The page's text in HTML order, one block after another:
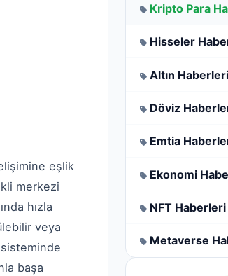
eşlik
merkezi
hızla
veya
başa
Kripto Para
Hisseler
Altın Haberleri
Döviz
Emtia
Ekonomi
NFT Haberleri
Metaverse